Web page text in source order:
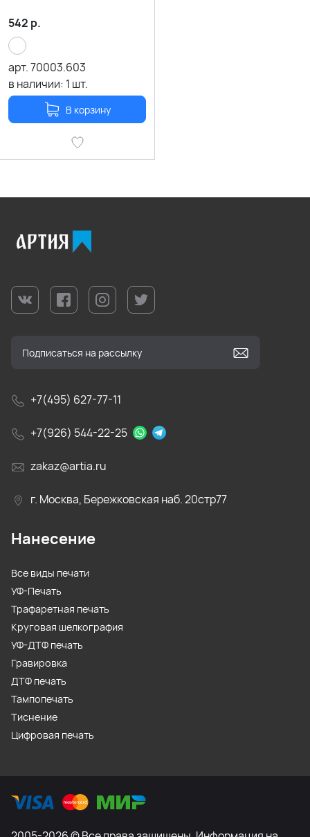
542 р.
арт.70003.603
в наличии: 1 шт.
В корзину
+7(495) 627-77-11
+7(926) 544-22-25
zakaz@artia.ru
г. Москва, Бережковская наб. 20стр77
Нанесение
Все виды печати
УФ-Печать
Трафаретная печать
Круговая шелкография
УФ-ДТФ печать
Гравировка
ДТФ печать
Тампопечать
Тиснение
Цифровая печать